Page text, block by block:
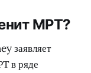
МРТ?
заявляет
в ряде